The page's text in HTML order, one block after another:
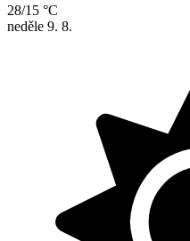
28/15 °C
neděle 9. 8.